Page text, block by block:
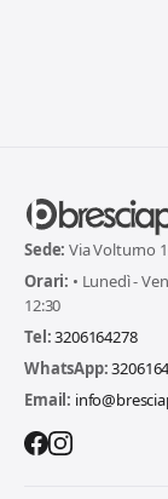
Sede: Via Volturno
Orari: • Lunedì -
12:30
Tel:3206164278
WhatsApp:
Email: